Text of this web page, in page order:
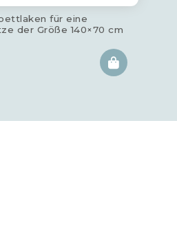
für eine
der Größe 140×70 cm